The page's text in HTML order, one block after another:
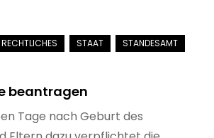
beantragen
Tage nach Geburt des